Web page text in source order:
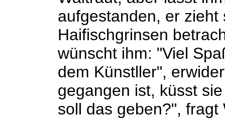
aufgestanden, er
Haifischgrinsen
wünscht ihm: "Viel
dem Künstller",
gegangen ist, küsst
soll das geben?", fragt